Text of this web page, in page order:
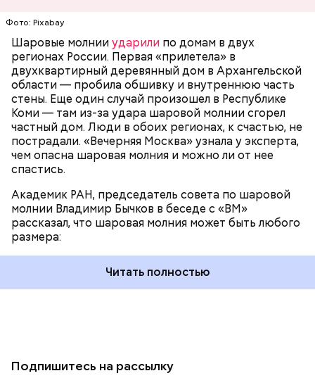
Фото: Pixabay
Шаровые молнииударили по домам в двух
регионах России. Первая «прилетела» в
двухквартирный деревянный дом в Архангельской
области — пробила обшивку и внутреннюю часть
стены. Еще один случай произошел в Республике
Коми — там из-за удара шаровой молнии сгорел
частный дом. Люди в обоих регионах, к счастью, не
пострадали. «Вечерняя Москва» узнала у эксперта,
чем опасна шаровая молния и можно ли от нее
спастись.
Академик РАН, председатель совета по шаровой
молнии Владимир Бычков в беседе с «ВМ»
рассказал, что шаровая молния может быть любого
размера:
и в окно влезть, причем в двухметровое.
Сжимается, как воздушный шар, и проходит.
Читать полностью
Подпишитесь на рассылку